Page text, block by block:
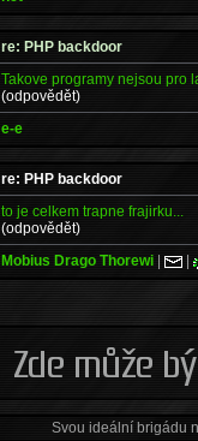
re: PHP backdoor
Takove programy nejsou pro
(odpovědět)
e-e
re: PHP backdoor
to je celkem trapne frajirku...
(odpovědět)
Mobius Drago Thorewi | |
Svou ideální brigádu